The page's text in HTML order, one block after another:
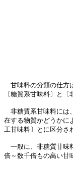
甘味料の分類の仕方
〔糖質系甘味料〕と
非糖質系甘味料には
在する物質かどうかに
工甘味料〕とに区分さ
一般に、非糖質甘味
倍～数千倍もの高い甘